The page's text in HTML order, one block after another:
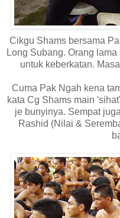
Cikgu Shams bersama
Long Subang. Orang
untuk keberkatan.
Cuma Pak Ngah kena
kata Cg Shams main
je bunyinya. Sempat
Rashid (Nilai &